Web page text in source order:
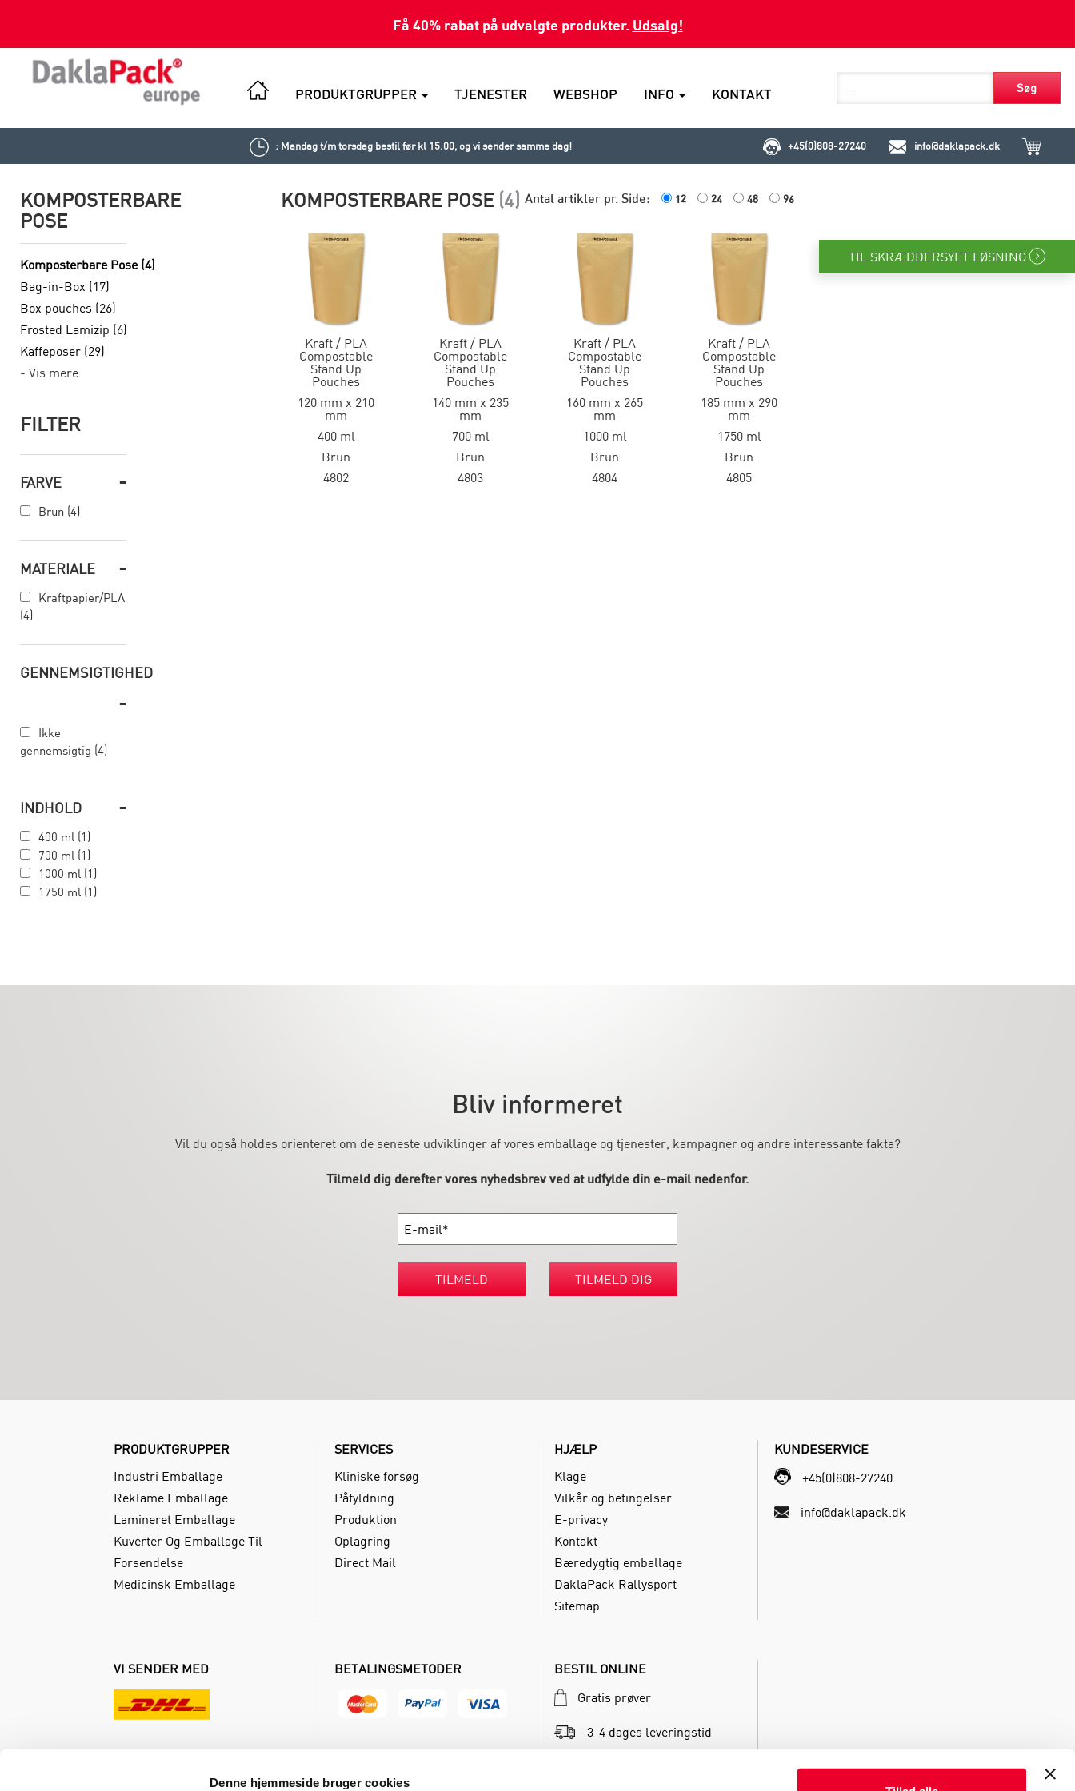
Denne hjemmeside bruger cookies
Få 40% rabat på udvalgte produkter. Udsalg!
PRODUKTGRUPPER TJENESTER WEBSHOP INFO KONTAKT Søg
: Mandag t/m torsdag bestil før kl 15.00, og vi sender samme dag! +45(0)808-27240 info@daklapack.dk
TIL SKRÆDDERSYET LØSNING
KOMPOSTERBARE
POSE
Komposterbare Pose (4)
Bag-in-Box (17)
Box pouches (26)
Frosted Lamizip (6)
Kaffeposer (29)
- Vis mere
FILTER
FARVE -
Brun (4)
MATERIALE -
Kraftpapier/PLA
(4)
GENNEMSIGTIGHED
-
Ikke
gennemsigtig (4)
INDHOLD -
400 ml (1)
700 ml (1)
1000 ml (1)
1750 ml (1)
KOMPOSTERBARE POSE (4) Antal artikler pr. Side: 12 24 48 96
Kraft / PLA
Compostable
Stand Up
Pouches
120 mm x 210
mm
400 ml
Brun
4802
Kraft / PLA
Compostable
Stand Up
Pouches
140 mm x 235
mm
700 ml
Brun
4803
Kraft / PLA
Compostable
Stand Up
Pouches
160 mm x 265
mm
1000 ml
Brun
4804
Kraft / PLA
Compostable
Stand Up
Pouches
185 mm x 290
mm
1750 ml
Brun
4805
Bliv informeret
Vil du også holdes orienteret om de seneste udviklinger af vores emballage og tjenester, kampagner og andre interessante fakta?
Tilmeld dig derefter vores nyhedsbrev ved at udfylde din e-mail nedenfor.
TILMELD TILMELD DIG
PRODUKTGRUPPER
Industri Emballage
Reklame Emballage
Lamineret Emballage
Kuverter Og Emballage Til
Forsendelse
Medicinsk Emballage
SERVICES
Kliniske forsøg
Påfyldning
Produktion
Oplagring
Direct Mail
HJÆLP
Klage
Vilkår og betingelser
E-privacy
Kontakt
Bæredygtig emballage
DaklaPack Rallysport
Sitemap
KUNDESERVICE
+45(0)808-27240
info@daklapack.dk
VI SENDER MED BETALINGSMETODER
BESTIL ONLINE
Gratis prøver
3-4 dages leveringstid